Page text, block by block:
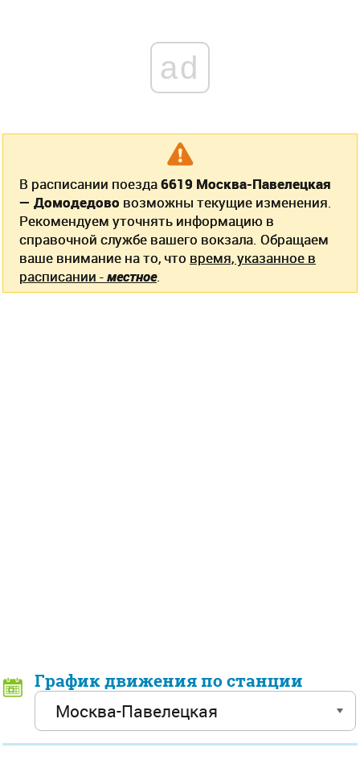
ad
В расписании поезда6619 Москва-Павелецкая
— Домодедово возможны текущие изменения.
Рекомендуем уточнять информацию в
справочной службе вашего вокзала. Обращаем
ваше внимание на то, что время, указанное в
расписании -местное.
График движения по станции